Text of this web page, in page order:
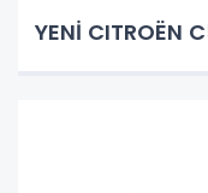
YENİ CITROËN